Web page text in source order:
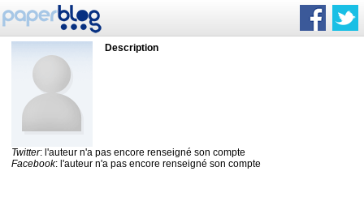
Description
Twitter: l'auteur n'a pas encore renseigné son compte
Facebook: l'auteur n'a pas encore renseigné son compte